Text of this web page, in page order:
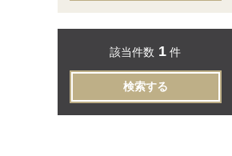
該当件数 1 件
検索する